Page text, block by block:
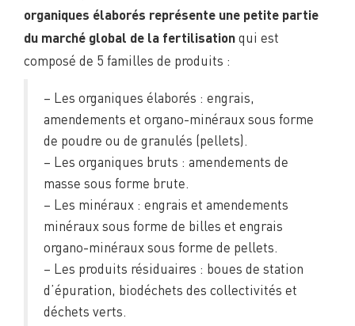
organiques élaborés représente une petite partie
du marché global de la fertilisation qui est
composé de 5 familles de produits :
– Les organiques élaborés : engrais,
amendements et organo-minéraux sous forme
de poudre ou de granulés (pellets).
– Les organiques bruts : amendements de
masse sous forme brute.
– Les minéraux : engrais et amendements
minéraux sous forme de billes et engrais
organo-minéraux sous forme de pellets.
– Les produits résiduaires : boues de station
d’épuration, biodéchets des collectivités et
déchets verts.